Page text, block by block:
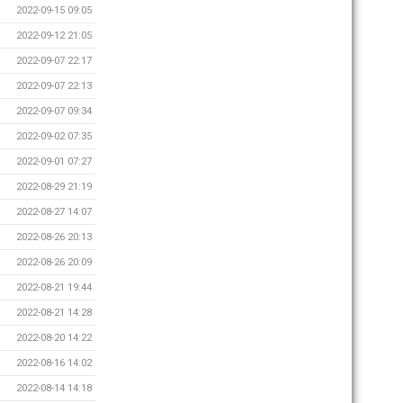
2022-09-15 09:05
2022-09-12 21:05
2022-09-07 22:17
2022-09-07 22:13
2022-09-07 09:34
2022-09-02 07:35
2022-09-01 07:27
2022-08-29 21:19
2022-08-27 14:07
2022-08-26 20:13
2022-08-26 20:09
2022-08-21 19:44
2022-08-21 14:28
2022-08-20 14:22
2022-08-16 14:02
2022-08-14 14:18